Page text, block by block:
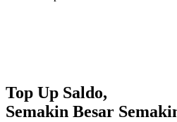
Top Up Saldo,
Semakin Besar